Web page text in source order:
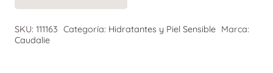
de
SKU: 111163 Categoría: Hidratantes y Piel Sensible Marca:
Caudalie